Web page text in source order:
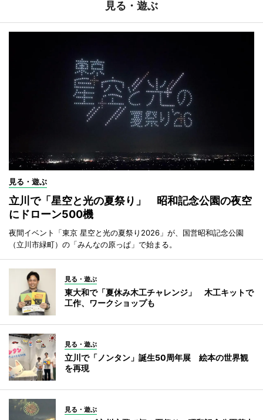
見る・遊ぶ
見る・遊ぶ
立川で「星空と光の夏祭り」 昭和記念公園の夜空
にドローン500機
夜間イベント「東京 星空と光の夏祭り2026」が、国営昭和記念公園
（立川市緑町）の「みんなの原っぱ」で始まる。
見る・遊ぶ
東大和で「夏休み木工チャレンジ」 木工キットで
工作、ワークショップも
見る・遊ぶ
立川で「ノンタン」誕生50周年展 絵本の世界観
を再現
見る・遊ぶ